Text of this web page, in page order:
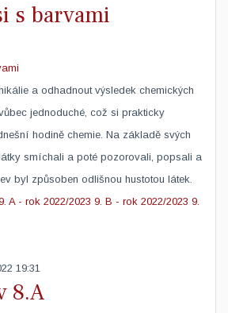
s barvami
a odhadnout výsledek chemických
jednoduché, což si prakticky
hodině chemie. Na základě svých
smíchali a poté pozorovali, popsali a
byl způsoben odlišnou hustotou látek.
A - rok 2022/2023 9. B - rok 2022/2023 9.
19:31
8.A